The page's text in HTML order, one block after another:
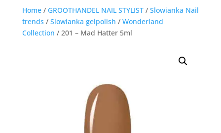
Home/ GROOTHANDEL NAIL STYLIST/ Slowianka Nail
trends / Slowianka gelpolish / Wonderland
Collection / 201 – Mad Hatter 5ml